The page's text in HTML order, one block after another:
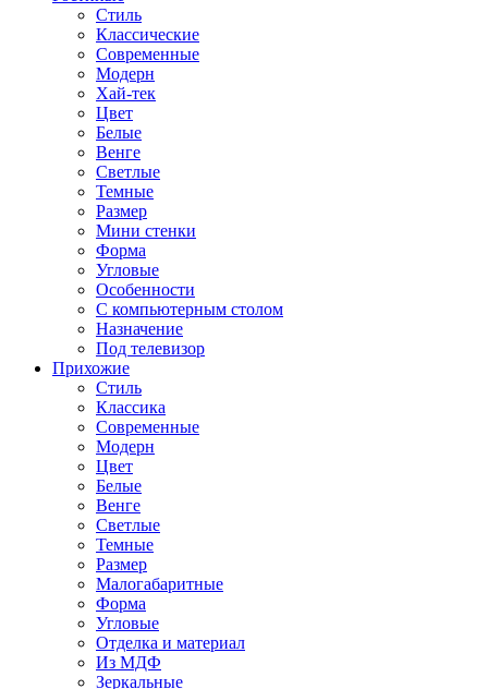
Стиль
Классические
Современные
Модерн
Хай-тек
Цвет
Белые
Венге
Светлые
Темные
Размер
Мини стенки
Форма
Угловые
Особенности
С компьютерным столом
Назначение
Под телевизор
Прихожие
Стиль
Классика
Современные
Модерн
Цвет
Белые
Венге
Светлые
Темные
Размер
Малогабаритные
Форма
Угловые
Отделка и материал
Из МДФ
Зеркальные